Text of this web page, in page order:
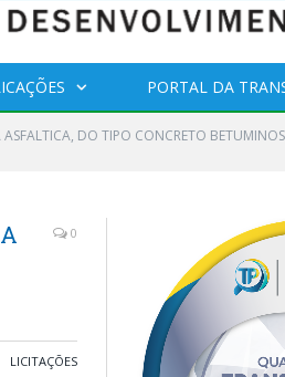
PORTAL DA
DO TIPO CONCRETO
0
LICITAÇÕES